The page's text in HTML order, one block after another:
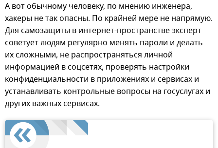
А вот обычному человеку, по мнению инженера,
хакеры не так опасны. По крайней мере не напрямую.
Для самозащиты в интернет-пространстве эксперт
советует людям регулярно менять пароли и делать
их сложными, не распространяться личной
информацией в соцсетях, проверять настройки
конфиденциальности в приложениях и сервисах и
устанавливать контрольные вопросы на госуслугах и
других важных сервисах.